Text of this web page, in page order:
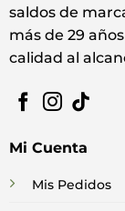
saldos de
más de 29
calidad al
Mi Cuenta
Mis Pedidos